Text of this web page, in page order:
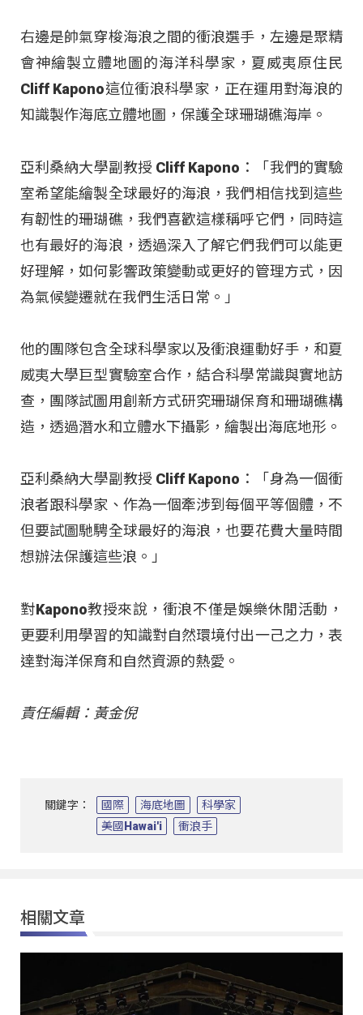
右邊是帥氣穿梭海浪之間的衝浪選手，左邊是聚精
會神繪製立體地圖的海洋科學家，夏威夷原住民
Cliff Kapono這位衝浪科學家，正在運用對海浪的
知識製作海底立體地圖，保護全球珊瑚礁海岸。
亞利桑納大學副教授 Cliff Kapono：「我們的實驗
室希望能繪製全球最好的海浪，我們相信找到這些
有韌性的珊瑚礁，我們喜歡這樣稱呼它們，同時這
也有最好的海浪，透過深入了解它們我們可以能更
好理解，如何影響政策變動或更好的管理方式，因
為氣候變遷就在我們生活日常。」
他的團隊包含全球科學家以及衝浪運動好手，和夏
威夷大學巨型實驗室合作，結合科學常識與實地訪
查，團隊試圖用創新方式研究珊瑚保育和珊瑚礁構
造，透過潛水和立體水下攝影，繪製出海底地形。
亞利桑納大學副教授 Cliff Kapono：「身為一個衝
浪者跟科學家、作為一個牽涉到每個平等個體，不
但要試圖馳騁全球最好的海浪，也要花費大量時間
想辦法保護這些浪。」
對Kapono教授來說，衝浪不僅是娛樂休閒活動，
更要利用學習的知識對自然環境付出一己之力，表
達對海洋保育和自然資源的熱愛。
責任編輯：黃金倪
關鍵字： 國際 海底地圖
科學家
美國Hawai'i
衝浪手
相關文章